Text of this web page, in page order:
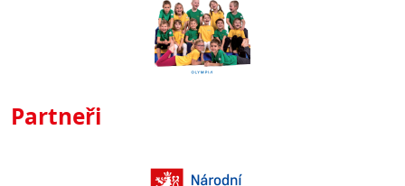
Partneři